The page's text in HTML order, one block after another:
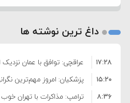
داغ ترین نوشته ها
عراقچی: توافق با عمان
۱۱ درصدی ایران از خزر
۱۷:۲۸
پزشکیان: امروز مهم‌ترین
است
۱۵:۲۰
ترامپ: مذاکرات با تهران
۸:۳۶